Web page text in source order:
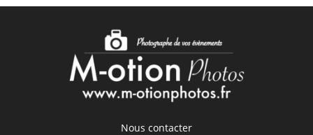
Nous contacter